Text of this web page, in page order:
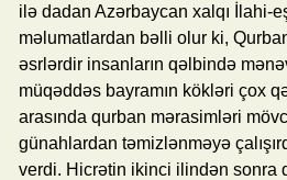
ilə dadan Azərbaycan xalqı İlahi-
məlumatlardan bəlli olur ki,
əsrlərdir insanların qəlbində
müqəddəs bayramın kökləri çox
arasında qurban mərasimləri
günahlardan təmizlənməyə
verdi. Hicrətin ikinci ilindən sonra